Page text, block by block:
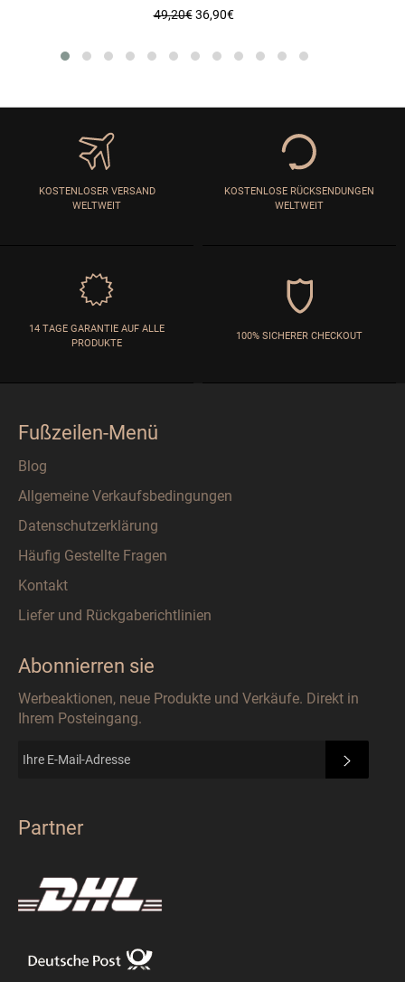
Normaler
49,20€Sonderpreis
36,90€
KOSTENLOSER VERSAND
WELTWEIT
KOSTENLOSE RÜCKSENDUNGEN
WELTWEIT
14 TAGE GARANTIE AUF ALLE
PRODUKTE
100% SICHERER CHECKOUT
Fußzeilen-Menü
Blog
Allgemeine Verkaufsbedingungen
Datenschutzerklärung
Häufig Gestellte Fragen
Kontakt
Liefer und Rückgaberichtlinien
Abonnierren sie
Werbeaktionen, neue Produkte und Verkäufe. Direkt in
Ihrem Posteingang.
Partner